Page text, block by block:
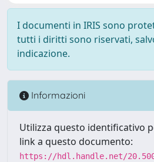
I documenti in IRIS sono
tutti i diritti sono riservati,
indicazione.
Informazioni
Utilizza questo identificativo
link a questo documento:
https://hdl.handle.net/